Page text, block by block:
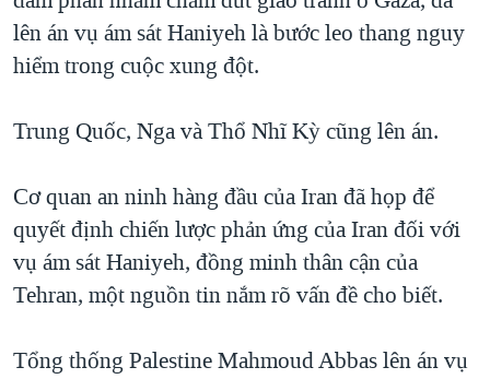
lên án vụ ám sát Haniyeh là bước leo thang nguy
hiểm trong cuộc xung đột.
Trung Quốc, Nga và Thổ Nhĩ Kỳ cũng lên án.
Cơ quan an ninh hàng đầu của Iran đã họp để
quyết định chiến lược phản ứng của Iran đối với
vụ ám sát Haniyeh, đồng minh thân cận của
Tehran, một nguồn tin nắm rõ vấn đề cho biết.
Tổng thống Palestine Mahmoud Abbas lên án vụ